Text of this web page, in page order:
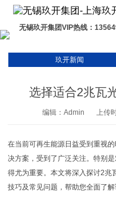
无锡玖开集团VIP热线：
玖开新闻
选择适合2兆瓦
编辑：Admin 上传
在当前可再生能源日益受到重视
决方案，受到了广泛关注。特别
得尤为重要。本文将深入探讨2兆
技巧及常见问题，帮助您全面了解